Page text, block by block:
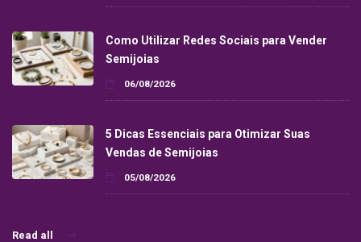
Como Utilizar Redes Sociais para Vender
Semijoias
06/08/2026
5 Dicas Essenciais para Otimizar Suas
Vendas de Semijoias
05/08/2026
Read all